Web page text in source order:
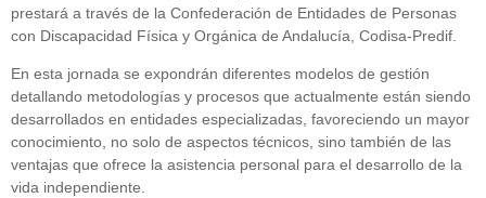
prestará a través de la Confederación de Entidades de Personas
con Discapacidad Física y Orgánica de Andalucía, Codisa-Predif.
En esta jornada se expondrán diferentes modelos de gestión
detallando metodologías y procesos que actualmente están siendo
desarrollados en entidades especializadas, favoreciendo un mayor
conocimiento, no solo de aspectos técnicos, sino también de las
ventajas que ofrece la asistencia personal para el desarrollo de la
vida independiente.